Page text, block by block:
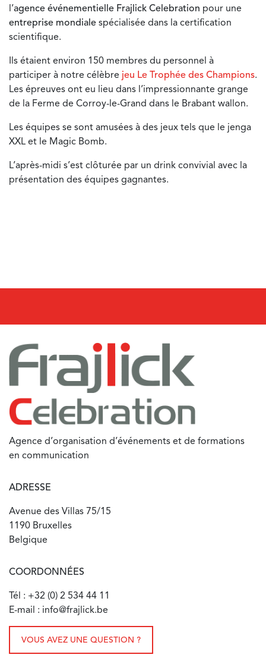
l’agence événementielle Frajlick Celebration pour une
entreprise mondiale spécialisée dans la certification
scientifique.
Ils étaient environ 150 membres du personnel à
participer à notre célèbre jeu Le Trophée des Champions.
Les épreuves ont eu lieu dans l’impressionnante grange
de la Ferme de Corroy-le-Grand dans le Brabant wallon.
Les équipes se sont amusées à des jeux tels que le jenga
XXL et le Magic Bomb.
L’après-midi s’est clôturée par un drink convivial avec la
présentation des équipes gagnantes.
Agence d’organisation d’événements et de formations
en communication
ADRESSE
Avenue des Villas 75/15
1190 Bruxelles
Belgique
COORDONNÉES
Tél : +32 (0) 2 534 44 11
E-mail : info@frajlick.be
VOUS AVEZ UNE QUESTION ?